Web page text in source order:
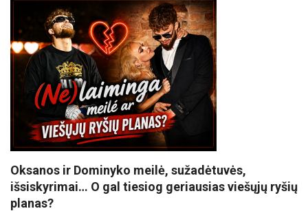
Oksanos ir Dominyko meilė, sužadėtuvės,
išsiskyrimai… O gal tiesiog geriausias viešųjų ryšių
planas?